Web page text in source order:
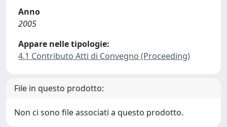
Anno
2005
Appare nelle tipologie:
4.1 Contributo Atti di Convegno (Proceeding)
File in questo prodotto:
Non ci sono file associati a questo prodotto.